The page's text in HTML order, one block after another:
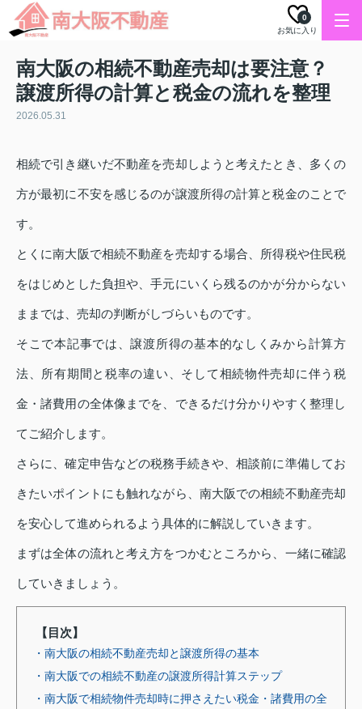
お気に入り
0
南大阪の相続不動産売却は要注意？
譲渡所得の計算と税金の流れを整理
2026.05.31
相続で引き継いだ不動産を売却しようと考えたとき、多くの
方が最初に不安を感じるのが譲渡所得の計算と税金のことで
す。
とくに南大阪で相続不動産を売却する場合、所得税や住民税
をはじめとした負担や、手元にいくら残るのかが分からない
ままでは、売却の判断がしづらいものです。
そこで本記事では、譲渡所得の基本的なしくみから計算方
法、所有期間と税率の違い、そして相続物件売却に伴う税
金・諸費用の全体像までを、できるだけ分かりやすく整理し
てご紹介します。
さらに、確定申告などの税務手続きや、相談前に準備してお
きたいポイントにも触れながら、南大阪での相続不動産売却
を安心して進められるよう具体的に解説していきます。
まずは全体の流れと考え方をつかむところから、一緒に確認
していきましょう。
【目次】
・南大阪の相続不動産売却と譲渡所得の基本
・南大阪での相続不動産の譲渡所得計算ステップ
・南大阪で相続物件売却時に押さえたい税金・諸費用の全